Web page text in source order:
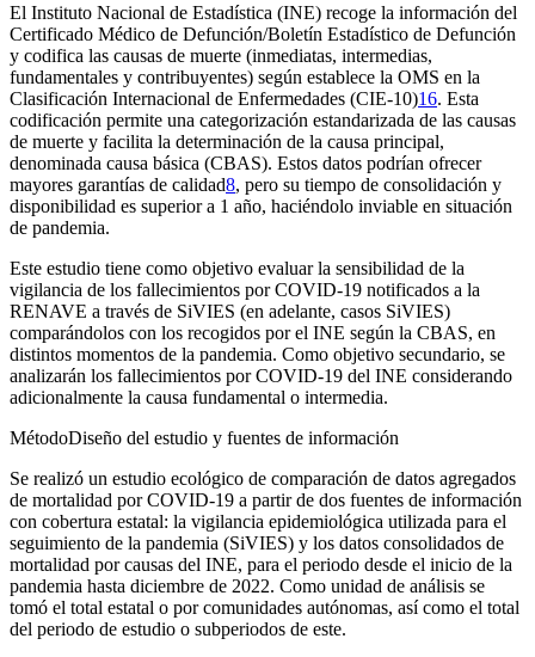
El Instituto Nacional de Estadística (INE) recoge la información del
Certificado Médico de Defunción/Boletín Estadístico de Defunción
y codifica las causas de muerte (inmediatas, intermedias,
fundamentales y contribuyentes) según establece la OMS en la
Clasificación Internacional de Enfermedades (CIE-10)16. Esta
codificación permite una categorización estandarizada de las causas
de muerte y facilita la determinación de la causa principal,
denominada causa básica (CBAS). Estos datos podrían ofrecer
mayores garantías de calidad8, pero su tiempo de consolidación y
disponibilidad es superior a 1 año, haciéndolo inviable en situación
de pandemia.
Este estudio tiene como objetivo evaluar la sensibilidad de la
vigilancia de los fallecimientos por COVID-19 notificados a la
RENAVE a través de SiVIES (en adelante, casos SiVIES)
comparándolos con los recogidos por el INE según la CBAS, en
distintos momentos de la pandemia. Como objetivo secundario, se
analizarán los fallecimientos por COVID-19 del INE considerando
adicionalmente la causa fundamental o intermedia.
MétodoDiseño del estudio y fuentes de información
Se realizó un estudio ecológico de comparación de datos agregados
de mortalidad por COVID-19 a partir de dos fuentes de información
con cobertura estatal: la vigilancia epidemiológica utilizada para el
seguimiento de la pandemia (SiVIES) y los datos consolidados de
mortalidad por causas del INE, para el periodo desde el inicio de la
pandemia hasta diciembre de 2022. Como unidad de análisis se
tomó el total estatal o por comunidades autónomas, así como el total
del periodo de estudio o subperiodos de este.